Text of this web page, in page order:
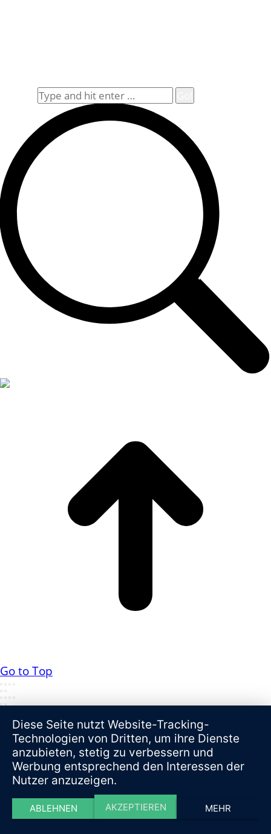
Go to Top
Diese Seite nutzt Website-Tracking-
Technologien von Dritten, um ihre Dienste
anzubieten, stetig zu verbessern und
Werbung entsprechend den Interessen der
Nutzer anzuzeigen.
ABLEHNEN AKZEPTIEREN MEHR